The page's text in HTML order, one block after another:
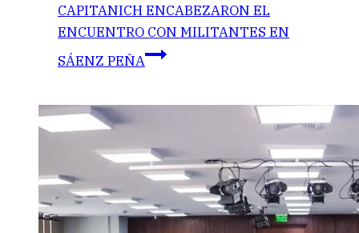
CAPITANICH ENCABEZARON EL
ENCUENTRO CON MILITANTES EN
SÁENZ PEÑA